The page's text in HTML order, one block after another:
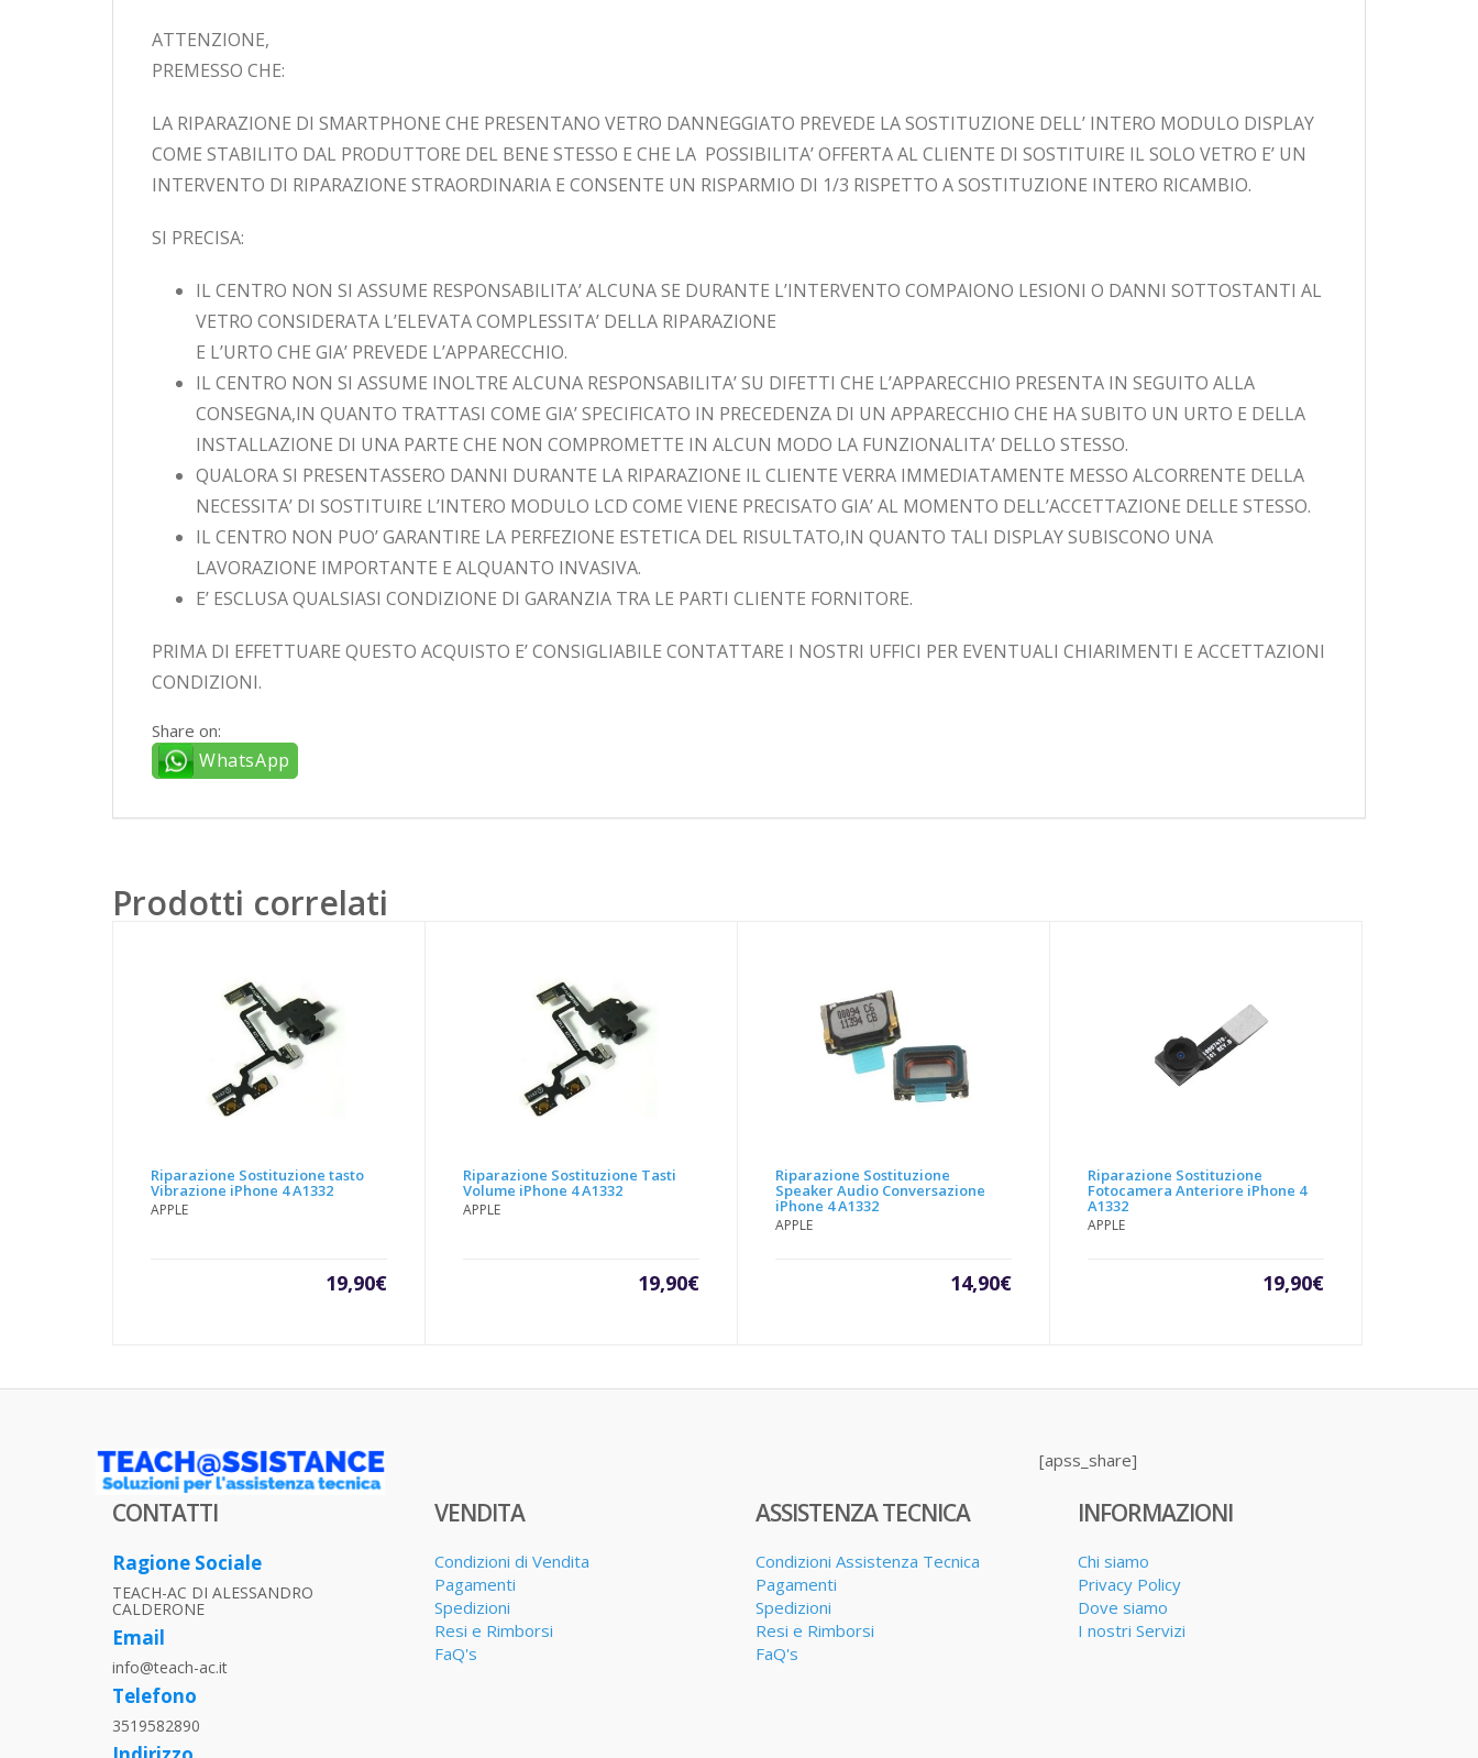
ATTENZIONE,
PREMESSO CHE:
LA RIPARAZIONE DI SMARTPHONE CHE PRESENTANO VETRO DANNEGGIATO PREVEDE LA SOSTITUZIONE DELL’ INTERO MODULO DISPLAY
COME STABILITO DAL PRODUTTORE DEL BENE STESSO E CHE LA POSSIBILITA’ OFFERTA AL CLIENTE DI SOSTITUIRE IL SOLO VETRO E’ UN
INTERVENTO DI RIPARAZIONE STRAORDINARIA E CONSENTE UN RISPARMIO DI 1/3 RISPETTO A SOSTITUZIONE INTERO RICAMBIO.
SI PRECISA:
IL CENTRO NON SI ASSUME RESPONSABILITA’ ALCUNA SE DURANTE L’INTERVENTO COMPAIONO LESIONI O DANNI SOTTOSTANTI AL
VETRO CONSIDERATA L’ELEVATA COMPLESSITA’ DELLA RIPARAZIONE
E L’URTO CHE GIA’ PREVEDE L’APPARECCHIO.
IL CENTRO NON SI ASSUME INOLTRE ALCUNA RESPONSABILITA’ SU DIFETTI CHE L’APPARECCHIO PRESENTA IN SEGUITO ALLA
CONSEGNA,IN QUANTO TRATTASI COME GIA’ SPECIFICATO IN PRECEDENZA DI UN APPARECCHIO CHE HA SUBITO UN URTO E DELLA
INSTALLAZIONE DI UNA PARTE CHE NON COMPROMETTE IN ALCUN MODO LA FUNZIONALITA’ DELLO STESSO.
QUALORA SI PRESENTASSERO DANNI DURANTE LA RIPARAZIONE IL CLIENTE VERRA IMMEDIATAMENTE MESSO ALCORRENTE DELLA
NECESSITA’ DI SOSTITUIRE L’INTERO MODULO LCD COME VIENE PRECISATO GIA’ AL MOMENTO DELL’ACCETTAZIONE DELLE STESSO.
IL CENTRO NON PUO’ GARANTIRE LA PERFEZIONE ESTETICA DEL RISULTATO,IN QUANTO TALI DISPLAY SUBISCONO UNA
LAVORAZIONE IMPORTANTE E ALQUANTO INVASIVA.
E’ ESCLUSA QUALSIASI CONDIZIONE DI GARANZIA TRA LE PARTI CLIENTE FORNITORE.
PRIMA DI EFFETTUARE QUESTO ACQUISTO E’ CONSIGLIABILE CONTATTARE I NOSTRI UFFICI PER EVENTUALI CHIARIMENTI E ACCETTAZIONI
CONDIZIONI.
Share on:
WhatsApp
Prodotti correlati
Riparazione Sostituzione tasto
Vibrazione iPhone 4 A1332
APPLE
19,90€
Riparazione Sostituzione Tasti
Volume iPhone 4 A1332
APPLE
19,90€
Riparazione Sostituzione
Speaker Audio Conversazione
iPhone 4 A1332
APPLE
14,90€
Riparazione Sostituzione
Fotocamera Anteriore iPhone 4
A1332
APPLE
19,90€
[apss_share]
CONTATTI
Ragione Sociale
TEACH-AC DI ALESSANDRO
CALDERONE
Email
info@teach-ac.it
Telefono
3519582890
VENDITA
Condizioni di Vendita
Pagamenti
Spedizioni
Resi e Rimborsi
FaQ's
ASSISTENZA TECNICA
Condizioni Assistenza Tecnica
Pagamenti
Spedizioni
Resi e Rimborsi
FaQ's
INFORMAZIONI
Chi siamo
Privacy Policy
Dove siamo
I nostri Servizi